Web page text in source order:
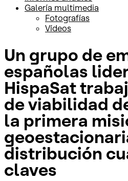
Galería multimedia
Fotografías
Vídeos
Un grupo de
españolas
HispaSat
de viabilidad
la primera
distribución
claves